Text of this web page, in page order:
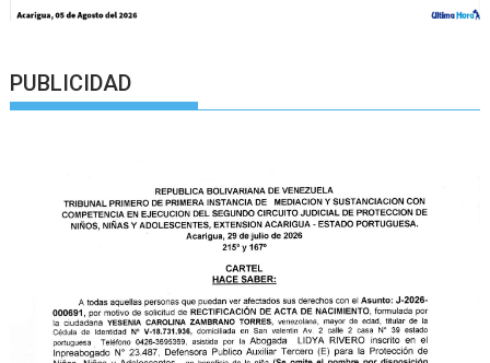
PUBLICIDAD